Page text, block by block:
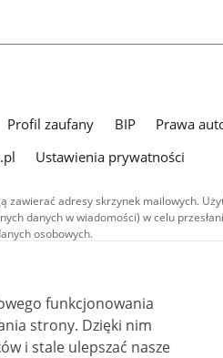
Profil zaufany BIP Prawa
Ustawienia prywatności
zawierać adresy skrzynek mailowych.
danych w wiadomości) w celu
osobowych.
(z wyłączeniem treści
Commons: uznanie autorstwa - na
Materiały audiowizualne, w tym zdjęcia,
Creative Commons: uznanie autorstwa
NC-ND 4.0), o ile nie jest to stwierdzone
funkcjonowania
Dzięki nim
i stale ulepszać nasze